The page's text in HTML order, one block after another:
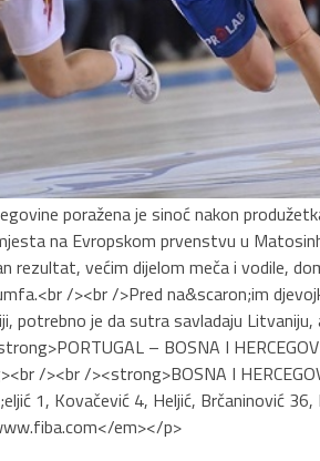
poražena je sinoć nakon
na Evropskom prvenstvu u
većim dijelom meča i vodile,
/><br />Pred na&scaron;im
potrebno je da sutra savladaju
– BOSNA I
/><br /><strong>BOSNA I
1, Kovačević 4, Heljić, Brčaninović
em></p>